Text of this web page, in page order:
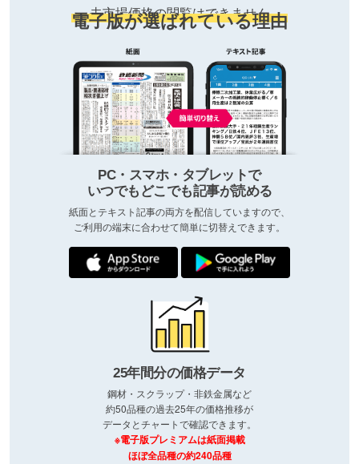
去市場価格の閲覧はできません
電子版が選ばれている理由
PC・スマホ・タブレットで
いつでもどこでも記事が読める
紙面とテキスト記事の両方を配信していますので、
ご利用の端末に合わせて簡単に切替えできます。
25年間分の価格データ
鋼材・スクラップ・非鉄金属など
約50品種の過去25年の価格推移が
データとチャートで確認できます。
※電子版プレミアムは紙面掲載
ほぼ全品種の約240品種